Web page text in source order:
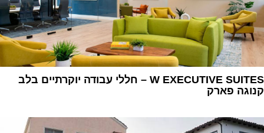
W EXECUTIVE SUITES – חללי עבודה יוקרתיים בלב
קנוגה פארק